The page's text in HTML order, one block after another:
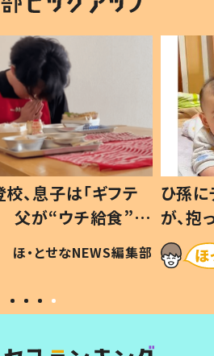
、息子は「ギフテ
父が“ウチ給食”を
由とは #令和の親
ほ・とせなNEWS編集部
ひ孫
が、
「涙が
い」